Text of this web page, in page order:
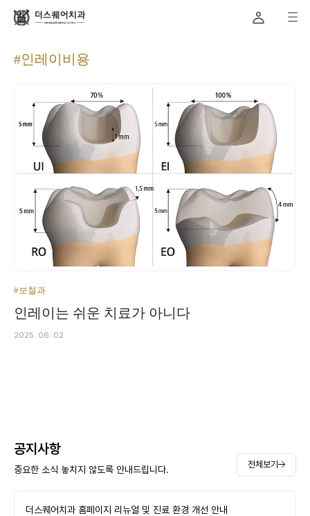
#인레이비용
#보철과
인레이는 쉬운 치료가 아니다
2025. 06. 02
공지사항
중요한 소식 놓치지 않도록 안내드립니다. 전체보기
더스퀘어치과 홈페이지 리뉴얼 및 진료 환경 개선 안내